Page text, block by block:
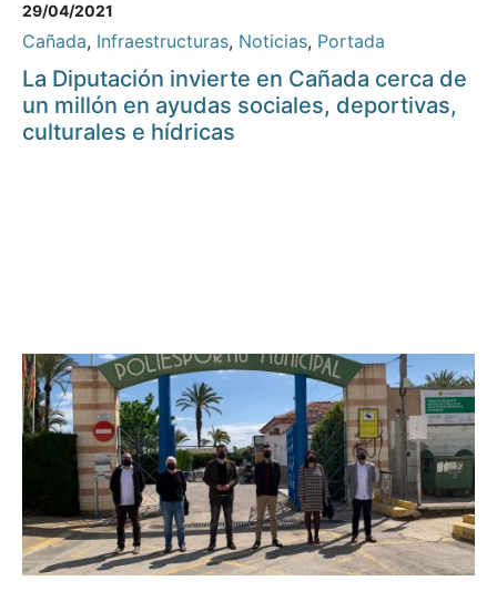
29/04/2021
Cañada, Infraestructuras, Noticias, Portada
La Diputación invierte en Cañada cerca de
un millón en ayudas sociales, deportivas,
culturales e hídricas